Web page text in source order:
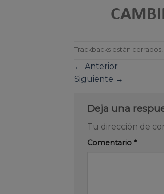
Trackbacks están
← Anterior
Siguiente →
Deja una
Tu dirección de
Comentario *